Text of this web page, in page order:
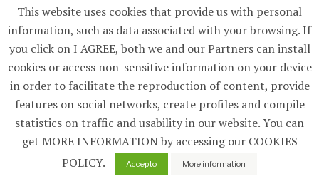
Sobre el PRBB
Subscriu-te
© 2026 El·lipse
Notícies
This website uses cookies that provide us with personal
information, such as data associated with your browsing. If
you click on I AGREE, both we and our Partners can install
cookies or access non-sensitive information on your device
in order to facilitate the reproduction of content, provide
features on social networks, create profiles and compile
statistics on traffic and usability in our website. You can
get MORE INFORMATION by accessing our COOKIES
POLICY.
Accepto More information